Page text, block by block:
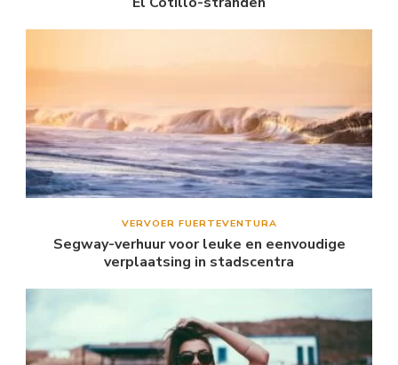
VERVOER FUERTEVENTURA
Segway-verhuur voor leuke en eenvoudige
verplaatsing in stadscentra